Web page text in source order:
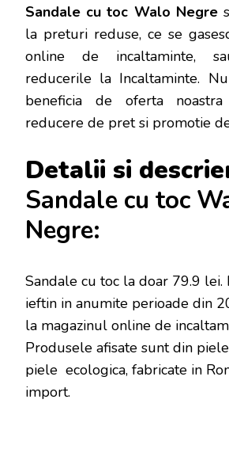
Sandale cu toc Walo Negre
la preturi reduse, ce se
online de incaltaminte,
reducerile la Incaltaminte.
beneficia de oferta
reducere de pret si promotie
Detalii si
Sandale cu toc
Negre:
Sandale cu toc la doar 79.9 lei.
ieftin in anumite perioade din
la magazinul online de
Produsele afisate sunt din
piele ecologica, fabricate in
import.